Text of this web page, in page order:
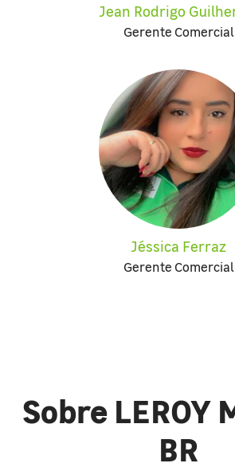
Jean Rodrigo
Gerente Comercial
Jéssica Ferraz
Gerente Comercial
Sobre LEROY
BR